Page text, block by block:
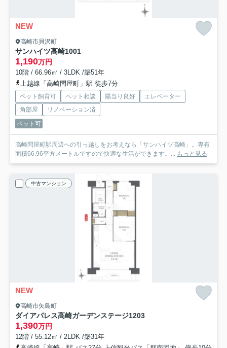
NEW
高崎市貝沢町
サンハイツ高崎1001
1,190万円
10階 / 66.96㎡ / 3LDK /築51年
上越線「高崎問屋町」駅 徒歩7分
ペット飼育可 ペット相談 陽当り良好
エレベーター
角部屋
リノベーション済
ペット可
高崎問屋町駅周辺への引っ越しをお考えなら「サンハイツ高崎」。専有
面積66.96平方メートルですので快適な生活ができます。... もっと見る
中古マンション
NEW
高崎市矢島町
ダイアパレス高崎ガーデンステージ1203
1,390万円
12階 / 55.12㎡ / 2LDK /築31年